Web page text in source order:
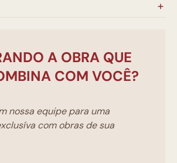
A OBRA QUE
COM VOCÊ?
nossa equipe para uma
com obras de sua